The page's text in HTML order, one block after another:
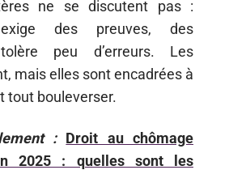
ne se discutent pas :
exige des preuves, des
peu d’erreurs. Les
mais elles sont encadrées à
tout bouleverser.
: Droit au chômage
2025 : quelles sont les